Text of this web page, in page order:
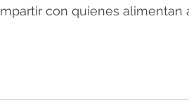
con quienes alimentan